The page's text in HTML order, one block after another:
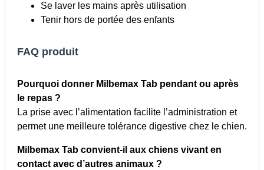
Se laver les mains après utilisation
Tenir hors de portée des enfants
FAQ produit
Pourquoi donner Milbemax Tab pendant ou après
le repas ?
La prise avec l’alimentation facilite l’administration et
permet une meilleure tolérance digestive chez le chien.
Milbemax Tab convient-il aux chiens vivant en
contact avec d’autres animaux ?